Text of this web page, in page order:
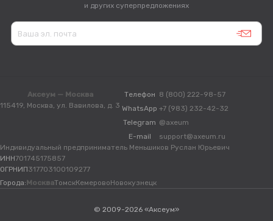
и других суперпредложениях
Аксеум — Москва
115419, Москва, ул. Вавилова, д. 3
Телефон 8 (800) 222-98-57
WhatsApp +7 (983) 232-42-32
Telegram @axeum
E-mail
support@axeum.ru
Индивидуальный предприниматель Меньшиков Руслан Юрьевич
ИНН701745175857
ОГРНИП317703100109277
Города: МоскваТомскКемеровоНовокузнецк
© 2009-2026 «Аксеум»